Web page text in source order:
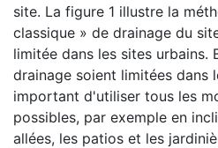
site. La figure 1 illustre la
classique » de drainage du
limitée dans les sites urbains.
drainage soient limitées dans
important d'utiliser tous les
possibles, par exemple en
allées, les patios et les